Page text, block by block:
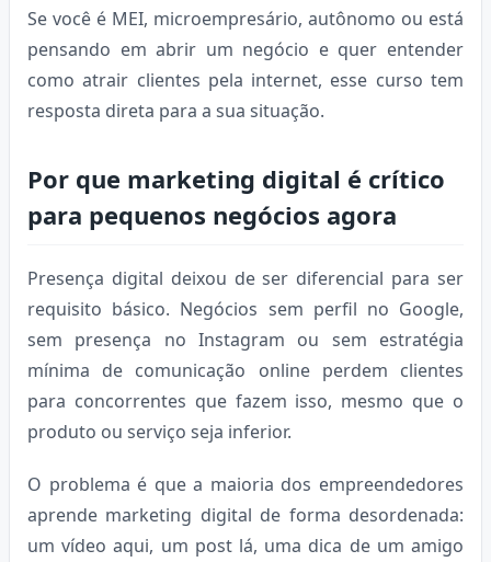
Se você é MEI, microempresário, autônomo ou está
pensando em abrir um negócio e quer entender
como atrair clientes pela internet, esse curso tem
resposta direta para a sua situação.
Por que marketing digital é crítico
para pequenos negócios agora
Presença digital deixou de ser diferencial para ser
requisito básico. Negócios sem perfil no Google,
sem presença no Instagram ou sem estratégia
mínima de comunicação online perdem clientes
para concorrentes que fazem isso, mesmo que o
produto ou serviço seja inferior.
O problema é que a maioria dos empreendedores
aprende marketing digital de forma desordenada:
um vídeo aqui, um post lá, uma dica de um amigo